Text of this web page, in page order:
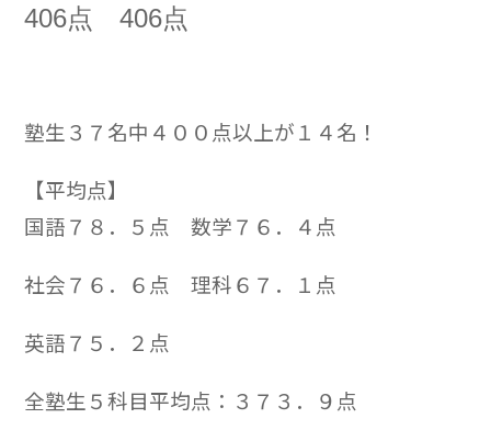
406点 406点
塾生３７名中４００点以上が１４名！
【平均点】
国語７８．５点 数学７６．４点
社会７６．６点 理科６７．１点
英語７５．２点
全塾生５科目平均点：３７３．９点